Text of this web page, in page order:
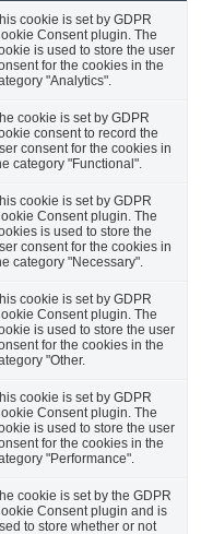
cookie is set by GDPR
Consent plugin. The
is used to store the user
for the cookies in the
"Analytics".
cookie is set by GDPR
consent to record the
consent for the cookies in
category "Functional".
cookie is set by GDPR
Consent plugin. The
is used to store the
consent for the cookies in
category "Necessary".
cookie is set by GDPR
Consent plugin. The
is used to store the user
for the cookies in the
"Other.
cookie is set by GDPR
Consent plugin. The
is used to store the user
for the cookies in the
"Performance".
cookie is set by the GDPR
Consent plugin and is
to store whether or not